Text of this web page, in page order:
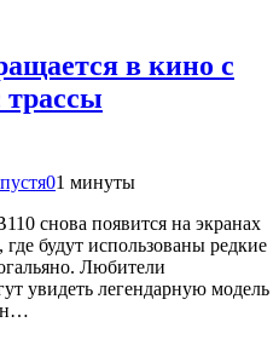
в кино с
01 минуты
снова появится на экранах
будут использованы редкие
Любители
увидеть легендарную модель